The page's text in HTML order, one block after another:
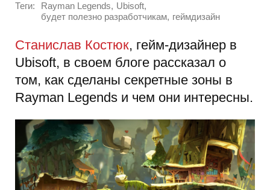
Теги: Rayman Legends, Ubisoft,
будет полезно разработчикам, геймдизайн
Станислав Костюк, гейм-дизайнер в
Ubisoft, в своем блоге рассказал о
том, как сделаны секретные зоны в
Rayman Legends и чем они интересны.